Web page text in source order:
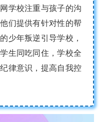
学校注重与孩子的沟
们提供有针对性的帮
少年叛逆引导学校，
生同吃同住，学校全
律意识，提高自我控